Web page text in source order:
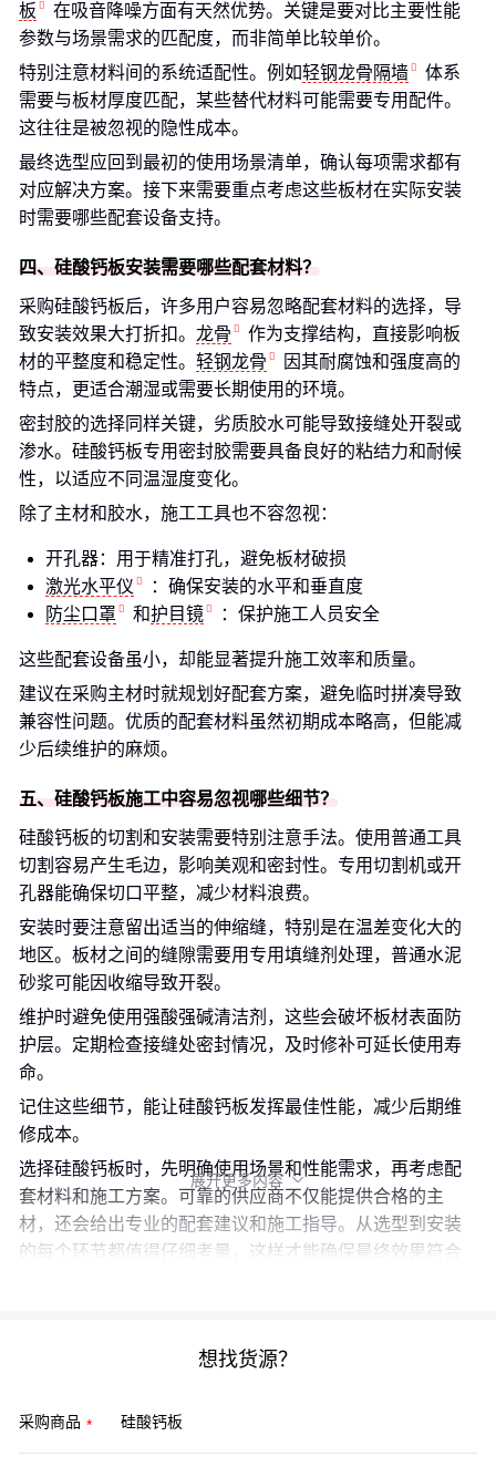
板
在吸音降噪方面有天然优势。关键是要对比主要性能
参数与场景需求的匹配度，而非简单比较单价。
特别注意材料间的系统适配性。例如轻钢龙骨隔墙
体系
需要与板材厚度匹配，某些替代材料可能需要专用配件。
这往往是被忽视的隐性成本。
最终选型应回到最初的使用场景清单，确认每项需求都有
对应解决方案。接下来需要重点考虑这些板材在实际安装
时需要哪些配套设备支持。
四、硅酸钙板安装需要哪些配套材料？
采购硅酸钙板后，许多用户容易忽略配套材料的选择，导
致安装效果大打折扣。 龙骨
作为支撑结构，直接影响板
材的平整度和稳定性。 轻钢龙骨
因其耐腐蚀和强度高的
特点，更适合潮湿或需要长期使用的环境。
密封胶的选择同样关键，劣质胶水可能导致接缝处开裂或
渗水。硅酸钙板专用密封胶需要具备良好的粘结力和耐候
性，以适应不同温湿度变化。
除了主材和胶水，施工工具也不容忽视：
开孔器：用于精准打孔，避免板材破损
激光水平仪
：确保安装的水平和垂直度
防尘口罩
和护目镜 ：保护施工人员安全
这些配套设备虽小，却能显著提升施工效率和质量。
建议在采购主材时就规划好配套方案，避免临时拼凑导致
兼容性问题。优质的配套材料虽然初期成本略高，但能减
少后续维护的麻烦。
五、硅酸钙板施工中容易忽视哪些细节？
硅酸钙板的切割和安装需要特别注意手法。使用普通工具
切割容易产生毛边，影响美观和密封性。专用切割机或开
孔器能确保切口平整，减少材料浪费。
安装时要注意留出适当的伸缩缝，特别是在温差变化大的
地区。板材之间的缝隙需要用专用填缝剂处理，普通水泥
砂浆可能因收缩导致开裂。
维护时避免使用强酸强碱清洁剂，这些会破坏板材表面防
护层。定期检查接缝处密封情况，及时修补可延长使用寿
命。
记住这些细节，能让硅酸钙板发挥最佳性能，减少后期维
修成本。
选择硅酸钙板时，先明确使用场景和性能需求，再考虑配
套材料和施工方案。可靠的供应商不仅能提供合格的主
材，还会给出专业的配套建议和施工指导。从选型到安装
的每个环节都值得仔细考量，这样才能确保最终效果符合
展开更多内容 
想找货源？
采购商品